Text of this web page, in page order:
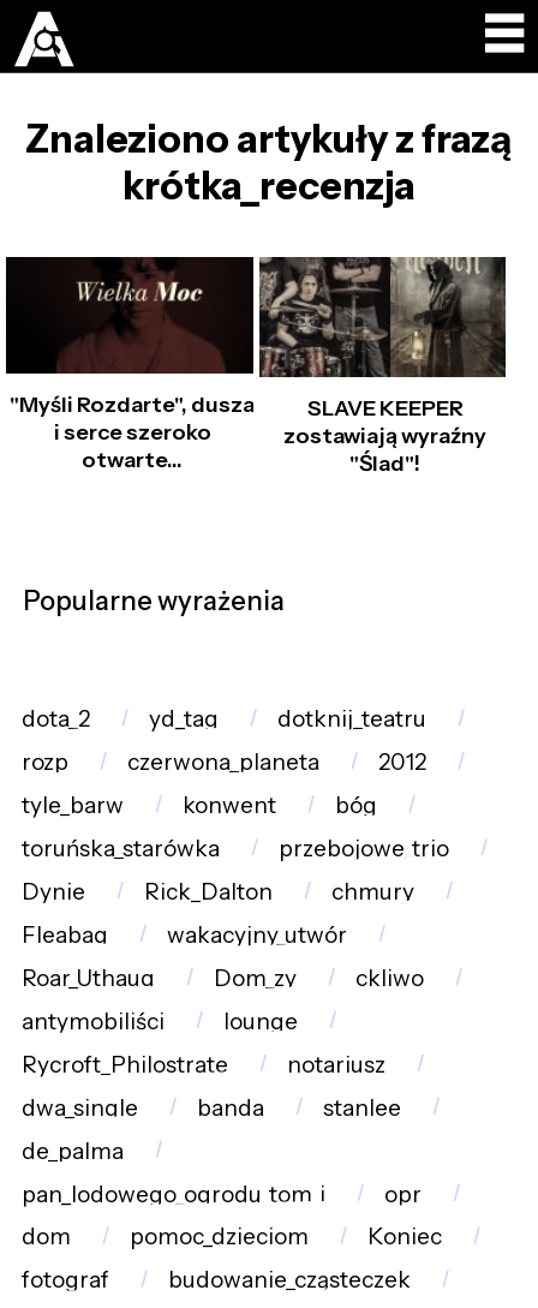
Znaleziono artykuły z frazą
krótka_recenzja
"Myśli Rozdarte", dusza
i serce szeroko
otwarte...
SLAVE KEEPER
zostawiają wyraźny
"Ślad"!
Popularne wyrażenia
dota_2 yd_tag
dotknij_teatru
rozp
czerwona_planeta
2012
tyle_barw
konwent
bóg
toruńska_starówka
przebojowe_trio
Dynie
Rick_Dalton
chmury
Fleabag
wakacyjny_utwór
Roar_Uthaug
Dom_zy
ckliwo
antymobiliści
lounge
Rycroft_Philostrate
notariusz
dwa_single
banda
stanlee
de_palma
pan_lodowego_ogrodu_tom_i
opr
dom
pomoc_dzieciom
Koniec
fotograf
budowanie_cząsteczek